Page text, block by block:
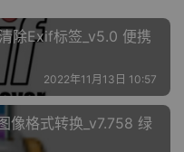
除Exif标签_v5.0 便携
2022年11月13日 10:57
格式转换_v7.758 绿